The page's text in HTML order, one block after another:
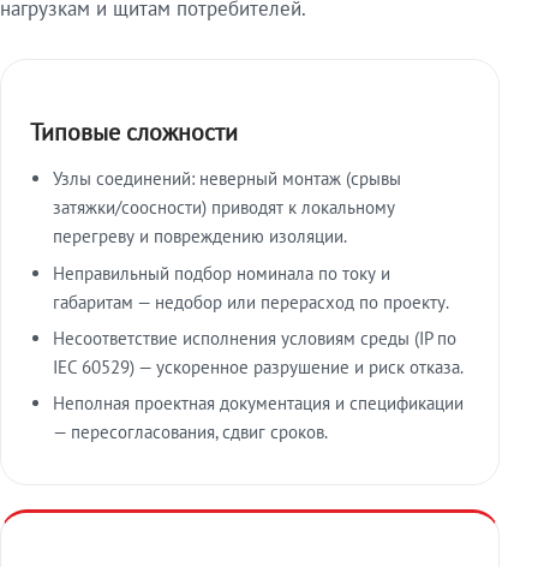
нагрузкам и щитам потребителей.
Типовые сложности
Узлы соединений: неверный монтаж (срывы
затяжки/соосности) приводят к локальному
перегреву и повреждению изоляции.
Неправильный подбор номинала по току и
габаритам — недобор или перерасход по проекту.
Несоответствие исполнения условиям среды (IP по
IEC 60529) — ускоренное разрушение и риск отказа.
Неполная проектная документация и спецификации
— пересогласования, сдвиг сроков.